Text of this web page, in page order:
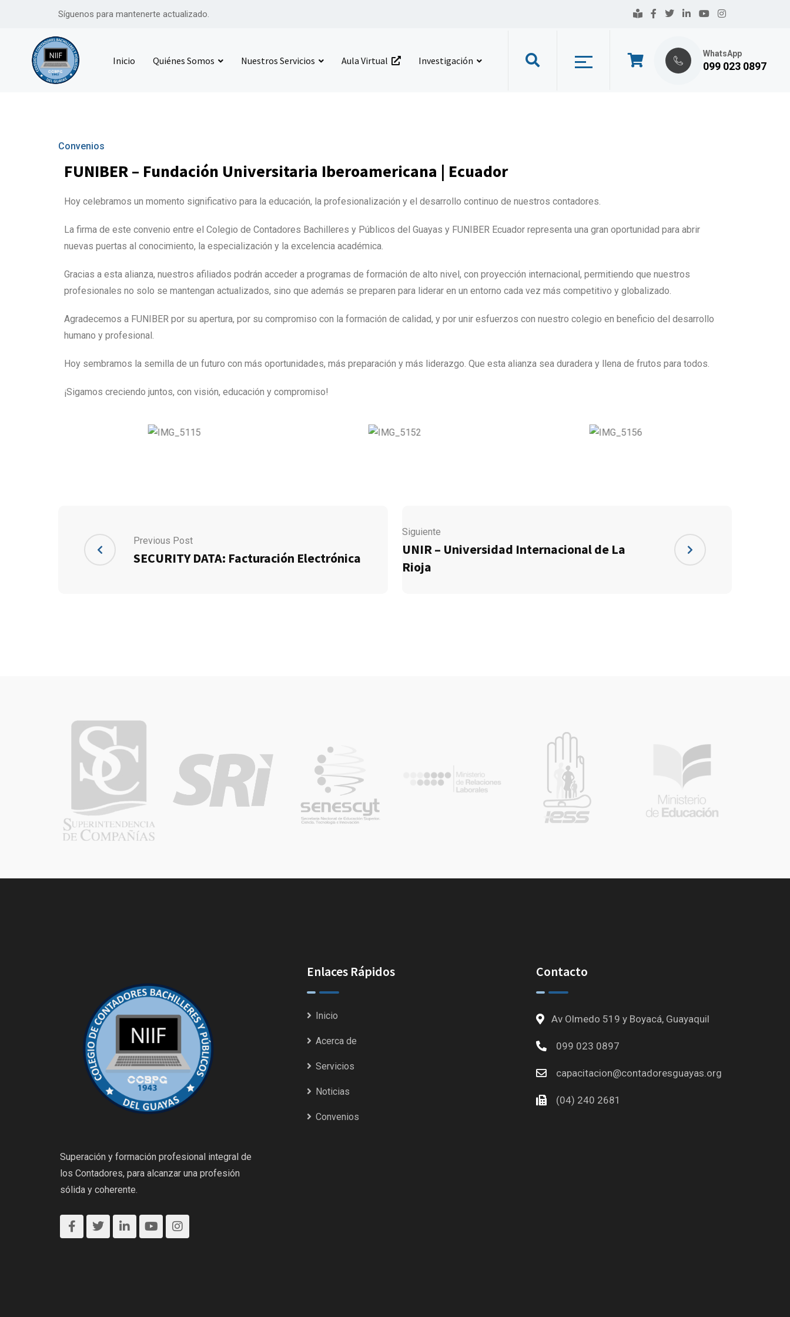
Síguenos para mantenerte actualizado.
Inicio Quiénes Somos Nuestros Servicios Aula Virtual Investigación
WhatsApp
099 023 0897
Convenios
FUNIBER – Fundación Universitaria Iberoamericana | Ecuador
Hoy celebramos un momento significativo para la educación, la profesionalización y el desarrollo continuo de nuestros contadores.
La firma de este convenio entre el Colegio de Contadores Bachilleres y Públicos del Guayas y FUNIBER Ecuador representa una gran oportunidad para abrir
nuevas puertas al conocimiento, la especialización y la excelencia académica.
Gracias a esta alianza, nuestros afiliados podrán acceder a programas de formación de alto nivel, con proyección internacional, permitiendo que nuestros
profesionales no solo se mantengan actualizados, sino que además se preparen para liderar en un entorno cada vez más competitivo y globalizado.
Agradecemos a FUNIBER por su apertura, por su compromiso con la formación de calidad, y por unir esfuerzos con nuestro colegio en beneficio del desarrollo
humano y profesional.
Hoy sembramos la semilla de un futuro con más oportunidades, más preparación y más liderazgo. Que esta alianza sea duradera y llena de frutos para todos.
¡Sigamos creciendo juntos, con visión, educación y compromiso!
Previous Post
SECURITY DATA: Facturación Electrónica
Siguiente
UNIR – Universidad Internacional de La
Rioja
Superación y formación profesional integral de
los Contadores, para alcanzar una profesión
sólida y coherente.
Enlaces Rápidos
Inicio
Acerca de
Servicios
Noticias
Convenios
Contacto
Av Olmedo 519 y Boyacá, Guayaquil
099 023 0897
capacitacion@contadoresguayas.org
(04) 240 2681